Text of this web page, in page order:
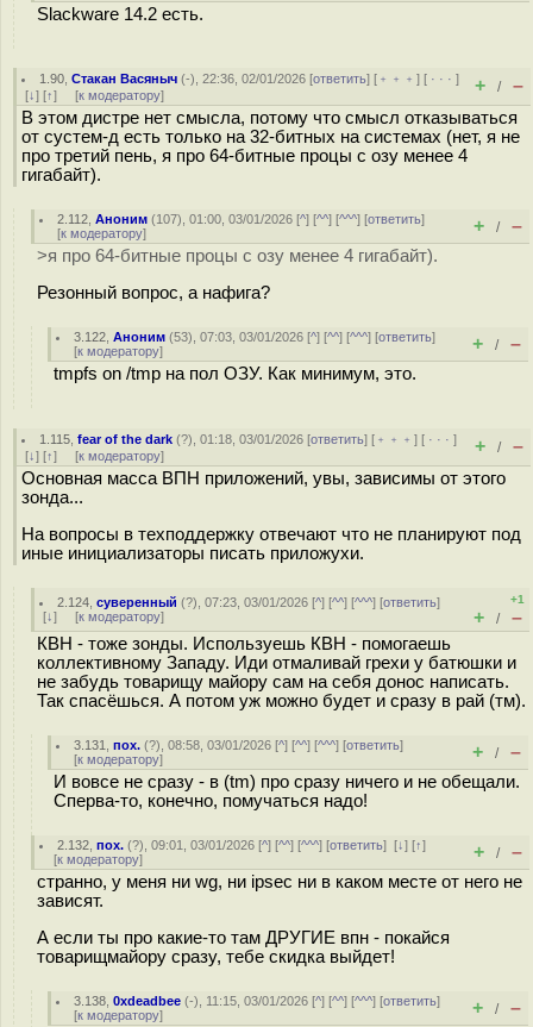
Slackware 14.2 есть.
1.90 ,Стакан Васяныч (-), 22:36, 02/01/2026 [ответить] [ ﹢﹢﹢] [ · · ·]
[↓] [↑] [к модератору] + / –
В этом дистре нет смысла, потому что смысл отказываться
от сустем-д есть только на 32-битных на системах (нет, я не
про третий пень, я про 64-битные процы с озу менее 4
гигабайт).
2.112 ,Аноним (107), 01:00, 03/01/2026 [^] [^^] [^^^] [ответить]
[к модератору] + / –
>я про 64-битные процы с озу менее 4 гигабайт).
Резонный вопрос, а нафига?
3.122 ,Аноним (53), 07:03, 03/01/2026 [^] [^^] [^^^] [ответить]
[к модератору] + / –
tmpfs on /tmp на пол ОЗУ. Как минимум, это.
1.115 ,fear of the dark (?), 01:18, 03/01/2026 [ответить] [ ﹢﹢﹢] [ · · ·]
[↓] [↑] [к модератору] + / –
Основная масса ВПН приложений, увы, зависимы от этого
зонда...
На вопросы в техподдержку отвечают что не планируют под
иные инициализаторы писать приложухи.
2.124 ,суверенный (?), 07:23, 03/01/2026 [^] [^^] [^^^] [ответить]
[↓] [к модератору]
+1
+ / –
КВН - тоже зонды. Используешь КВН - помогаешь
коллективному Западу. Иди отмаливай грехи у батюшки и
не забудь товарищу майору сам на себя донос написать.
Так спасёшься. А потом уж можно будет и сразу в рай (тм).
3.131 ,пох. (?), 08:58, 03/01/2026 [^] [^^] [^^^] [ответить]
[к модератору] + / –
И вовсе не сразу - в (tm) про сразу ничего и не обещали.
Сперва-то, конечно, помучаться надо!
2.132 ,пох. (?), 09:01, 03/01/2026 [^] [^^] [^^^] [ответить][↓] [↑]
[к модератору] + / –
странно, у меня ни wg, ни ipsec ни в каком месте от него не
зависят.
А если ты про какие-то там ДРУГИЕ впн - покайся
товарищмайору сразу, тебе скидка выйдет!
3.138 ,0xdeadbee (-), 11:15, 03/01/2026 [^] [^^] [^^^] [ответить]
[к модератору] + / –